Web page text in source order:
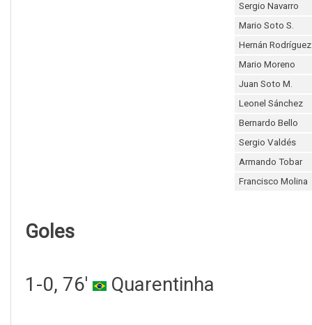
Sergio Navarro
Mario Soto S.
Hernán Rodríguez
Mario Moreno
Juan Soto M.
Leonel Sánchez
Bernardo Bello
Sergio Valdés
Armando Tobar
Francisco Molina
Goles
1-0, 76' Quarentinha